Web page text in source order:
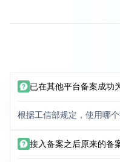
已在其他平台备案成功
根据工信部规定，使用哪
接入备案之后原来的备